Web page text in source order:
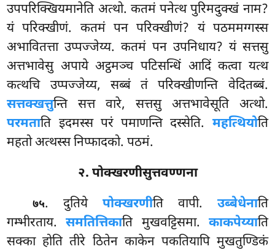
उपपरिक्खियमानेति अत्थो. कतमं पनेत्थ पुरिमदुक्खं नाम?
यं परिक्खीणं. कतमं पन परिक्खीणं? यं पठममग्गस्स
अभावितत्ता उप्पज्जेय्य. कतमं पन उपनिधाय? यं सत्तसु
अत्तभावेसु अपाये अट्ठमञ्च पटिसन्धिं आदिं कत्वा यत्थ
कत्थचि उप्पज्जेय्य, सब्बं तं परिक्खीणन्ति वेदितब्बं.
सत्तक्खत्तुन्ति सत्त वारे, सत्तसु अत्तभावेसूति अत्थो.
परमताति इदमस्स परं पमाणन्ति दस्सेति. महत्थियोति
महतो अत्थस्स निप्फादको. पठमं.
२. पोक्खरणीसुत्तवण्णना
७५. दुतिये पोक्खरणीति वापी. उब्बेधेनाति
गम्भीरताय.समतित्तिकाति मुखवट्टिसमा. काकपेय्याति
सक्का होति तीरे ठितेन काकेन पकतियापि मुखतुण्डिकं